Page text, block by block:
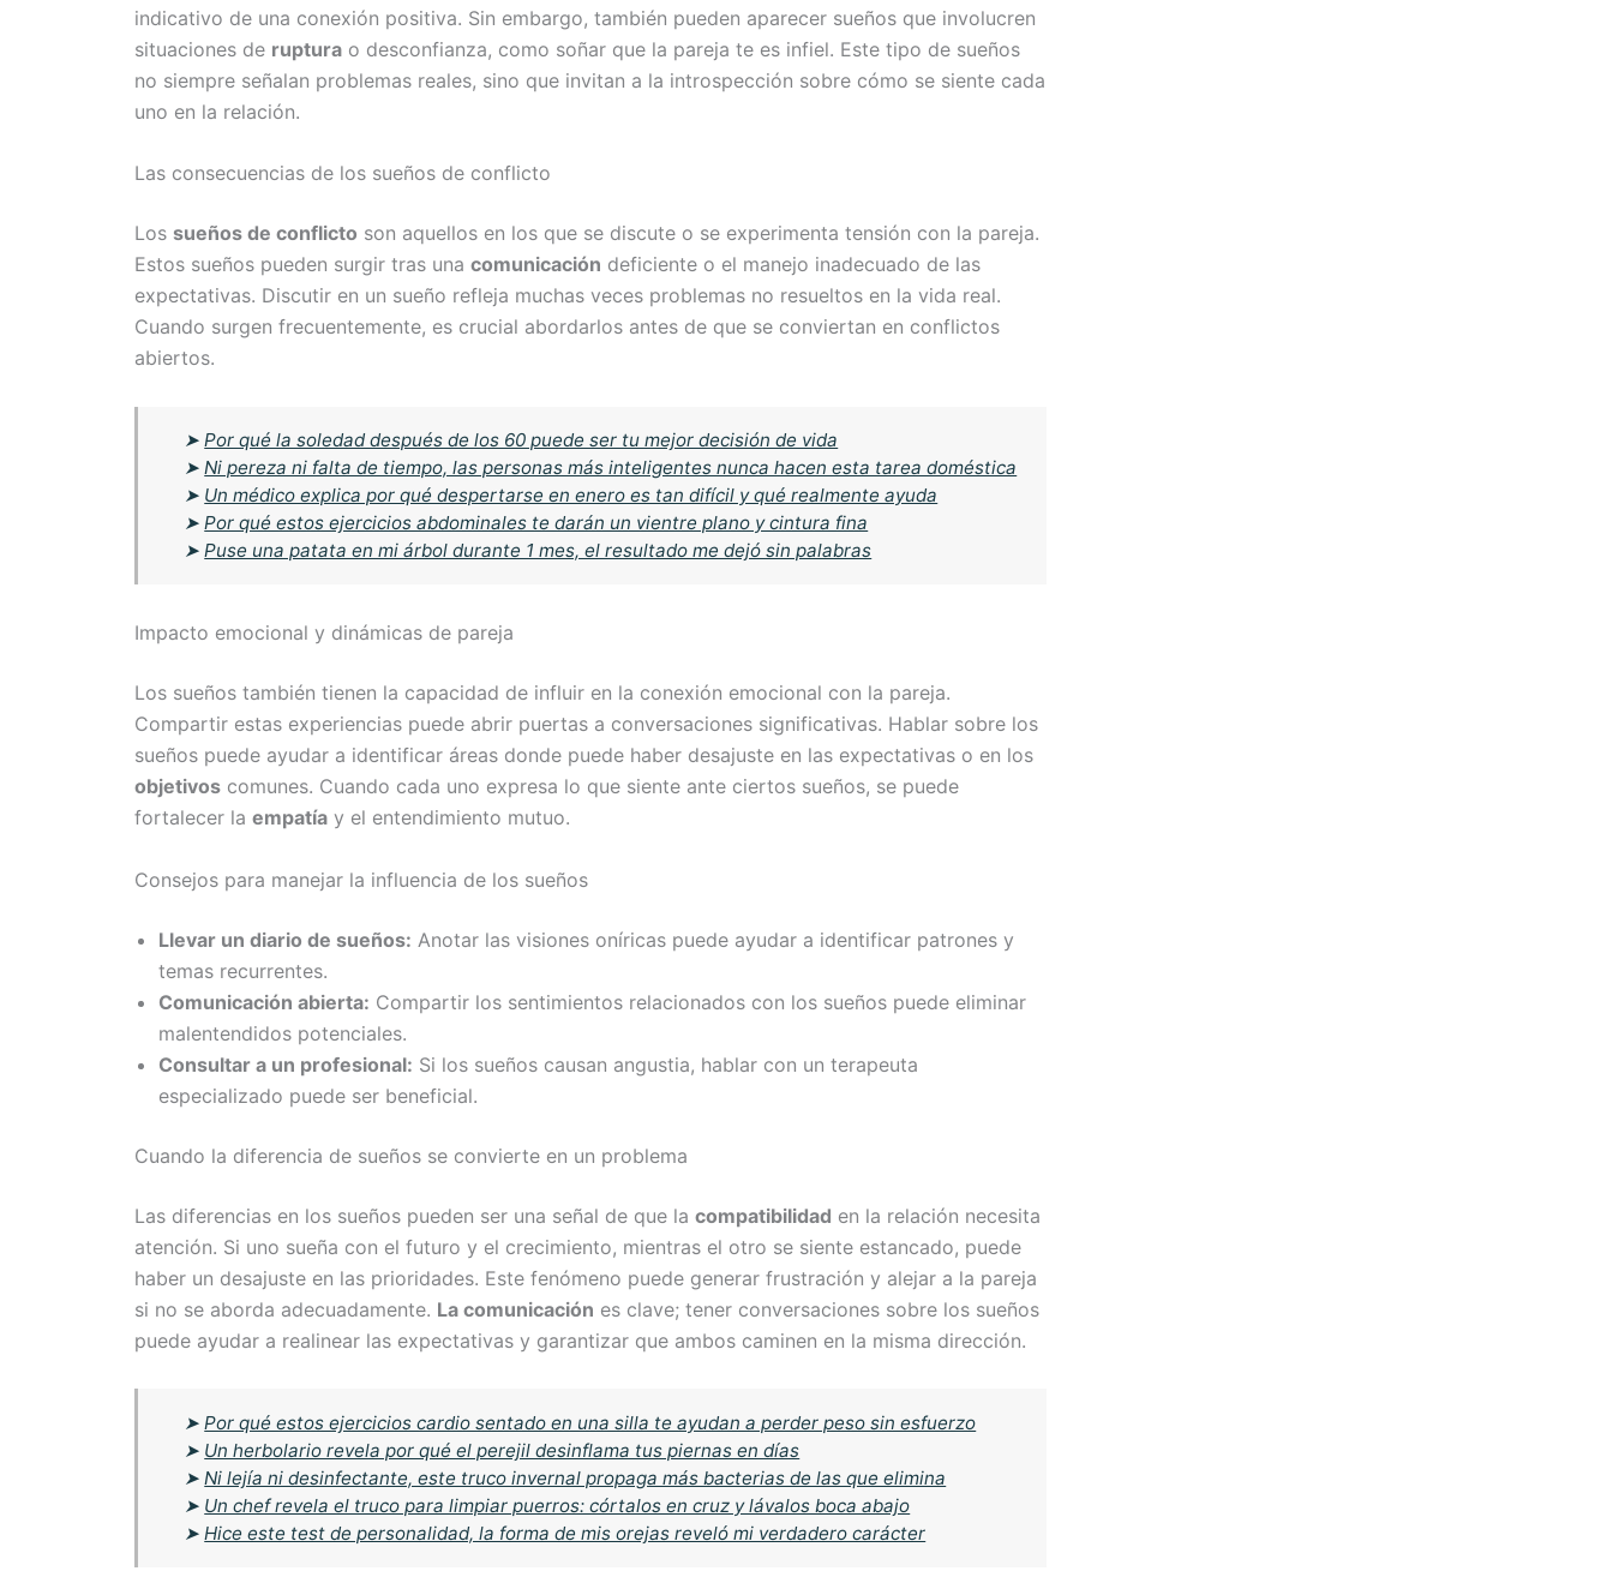
indicativo de una conexión positiva. Sin embargo, también pueden aparecer sueños que involucren
situaciones de ruptura o desconfianza, como soñar que la pareja te es infiel. Este tipo de sueños
no siempre señalan problemas reales, sino que invitan a la introspección sobre cómo se siente cada
uno en la relación.
Las consecuencias de los sueños de conflicto
Los sueños de conflicto son aquellos en los que se discute o se experimenta tensión con la pareja.
Estos sueños pueden surgir tras una comunicación deficiente o el manejo inadecuado de las
expectativas. Discutir en un sueño refleja muchas veces problemas no resueltos en la vida real.
Cuando surgen frecuentemente, es crucial abordarlos antes de que se conviertan en conflictos
abiertos.
➤Por qué la soledad después de los 60 puede ser tu mejor decisión de vida
➤Ni pereza ni falta de tiempo, las personas más inteligentes nunca hacen esta tarea doméstica
➤ Un médico explica por qué despertarse en enero es tan difícil y qué realmente ayuda
➤Por qué estos ejercicios abdominales te darán un vientre plano y cintura fina
➤Puse una patata en mi árbol durante 1 mes, el resultado me dejó sin palabras
Impacto emocional y dinámicas de pareja
Los sueños también tienen la capacidad de influir en la conexión emocional con la pareja.
Compartir estas experiencias puede abrir puertas a conversaciones significativas. Hablar sobre los
sueños puede ayudar a identificar áreas donde puede haber desajuste en las expectativas o en los
objetivos comunes. Cuando cada uno expresa lo que siente ante ciertos sueños, se puede
fortalecer la empatía y el entendimiento mutuo.
Consejos para manejar la influencia de los sueños
Llevar un diario de sueños: Anotar las visiones oníricas puede ayudar a identificar patrones y
temas recurrentes.
Comunicación abierta: Compartir los sentimientos relacionados con los sueños puede eliminar
malentendidos potenciales.
Consultar a un profesional: Si los sueños causan angustia, hablar con un terapeuta
especializado puede ser beneficial.
Cuando la diferencia de sueños se convierte en un problema
Las diferencias en los sueños pueden ser una señal de que la compatibilidad en la relación necesita
atención. Si uno sueña con el futuro y el crecimiento, mientras el otro se siente estancado, puede
haber un desajuste en las prioridades. Este fenómeno puede generar frustración y alejar a la pareja
si no se aborda adecuadamente. La comunicación es clave; tener conversaciones sobre los sueños
puede ayudar a realinear las expectativas y garantizar que ambos caminen en la misma dirección.
➤Por qué estos ejercicios cardio sentado en una silla te ayudan a perder peso sin esfuerzo
➤ Un herbolario revela por qué el perejil desinflama tus piernas en días
➤Ni lejía ni desinfectante, este truco invernal propaga más bacterias de las que elimina
➤ Un chef revela el truco para limpiar puerros: córtalos en cruz y lávalos boca abajo
➤Hice este test de personalidad, la forma de mis orejas reveló mi verdadero carácter